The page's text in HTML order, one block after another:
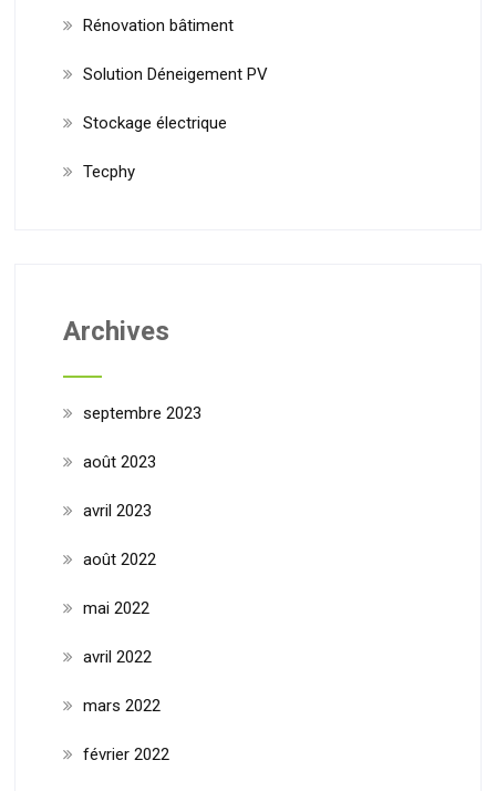
Rénovation bâtiment
Solution Déneigement PV
Stockage électrique
Tecphy
Archives
septembre 2023
août 2023
avril 2023
août 2022
mai 2022
avril 2022
mars 2022
février 2022